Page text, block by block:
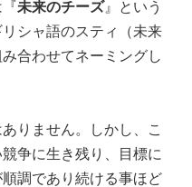
未来のチーズ』という
シャ語のスティ（未来
合わせてネーミングし
りません。しかし、こ
争に生き残り、目標に
調であり続ける事ほど